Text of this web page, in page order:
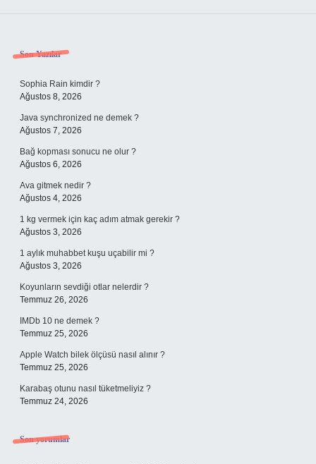
Sidebar
Son Yazılar
Sophia Rain kimdir ?
Ağustos 8, 2026
Java synchronized ne demek ?
Ağustos 7, 2026
Bağ kopması sonucu ne olur ?
Ağustos 6, 2026
Ava gitmek nedir ?
Ağustos 4, 2026
1 kg vermek için kaç adım atmak gerekir ?
Ağustos 3, 2026
1 aylık muhabbet kuşu uçabilir mi ?
Ağustos 3, 2026
Koyunların sevdiği otlar nelerdir ?
Temmuz 26, 2026
IMDb 10 ne demek ?
Temmuz 25, 2026
Apple Watch bilek ölçüsü nasıl alınır ?
Temmuz 25, 2026
Karabaş otunu nasıl tüketmeliyiz ?
Temmuz 24, 2026
Son yorumlar